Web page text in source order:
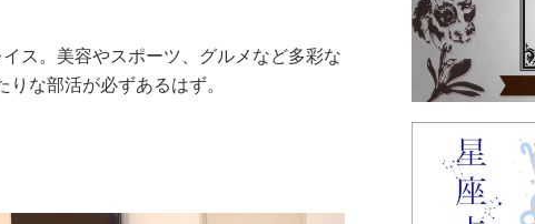
ス。美容やスポーツ、グルメなど多彩な
な部活が必ずあるはず。